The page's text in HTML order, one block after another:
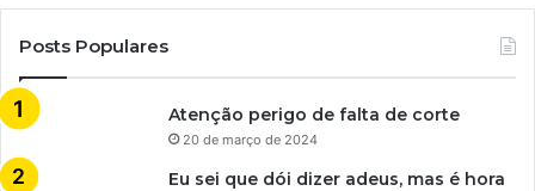
Posts Populares
Atenção perigo de falta de corte
20 de março de 2024
Eu sei que dói dizer adeus, mas é hora